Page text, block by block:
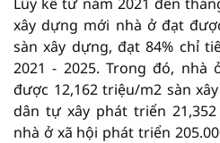
xây dựng mới nhà ở đạt
sàn xây dựng, đạt 84% chỉ
2021 - 2025. Trong đó,
được 12,162 triệu/m2 sàn
dân tự xây phát triển
nhà ở xã hội phát triển